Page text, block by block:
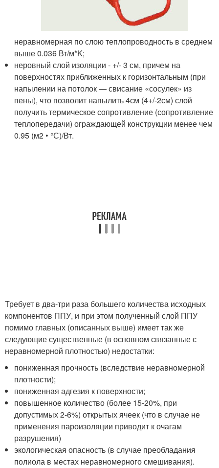
неравномерная по слою теплопроводность в среднем
выше 0.036 Вт/м*K;
неровный слой изоляции - +/- 3 см, причем на
поверхностях приближенных к горизонтальным (при
напылении на потолок — свисание «сосулек» из
пены), что позволит напылить 4см (4+/-2см) слой
получить термическое сопротивление (сопротивление
теплопередачи) ограждающей конструкции менее чем
0.95 (м2 • °С)/Вт.
Требует в два-три раза большего количества исходных
компонентов ППУ, и при этом полученный слой ППУ
помимо главных (описанных выше) имеет так же
следующие существенные (в основном связанные с
неравномерной плотностью) недостатки:
пониженная прочность (вследствие неравномерной
плотности);
пониженная адгезия к поверхности;
повышенное количество (более 15-20%, при
допустимых 2-6%) открытых ячеек (что в случае не
применения пароизоляции приводит к очагам
разрушения)
экологическая опасность (в случае преобладания
полиола в местах неравномерного смешивания).